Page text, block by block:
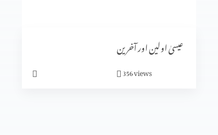
ابدی سلامتی
عیسیٰ اولین اور آخرین
356views